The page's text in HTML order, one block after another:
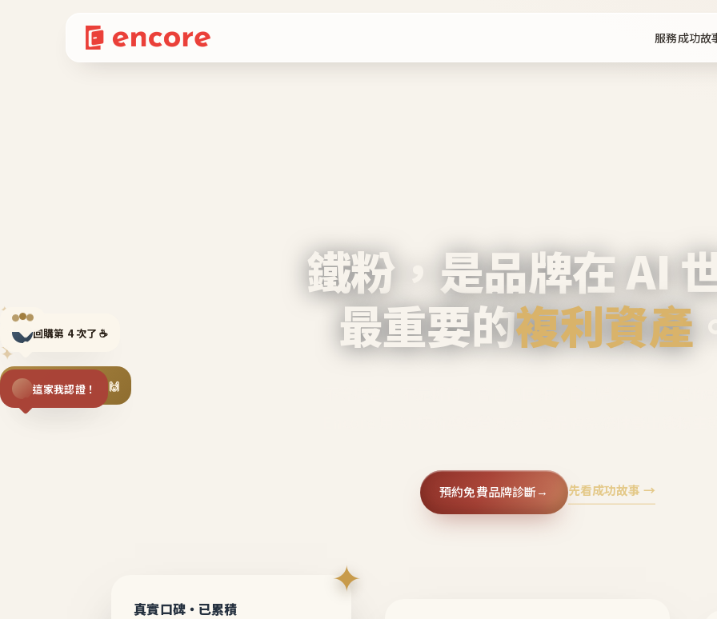
服務成功故
✦
回購第 4 次了 ☕
揪同事一起團購 🙌
這家我認證！
鐵粉，是品牌在 AI
最重要的複利資產
預約免費品牌診斷→ 先看成功故事 →
✦
真實口碑・已累積